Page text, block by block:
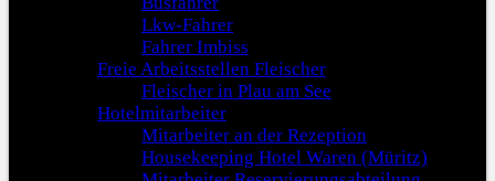
Lkw-Fahrer
Fahrer Imbiss
Freie Arbeitsstellen Fleischer
Fleischer in Plau am See
Hotelmitarbeiter
Mitarbeiter an der Rezeption
Housekeeping Hotel Waren (Müritz)